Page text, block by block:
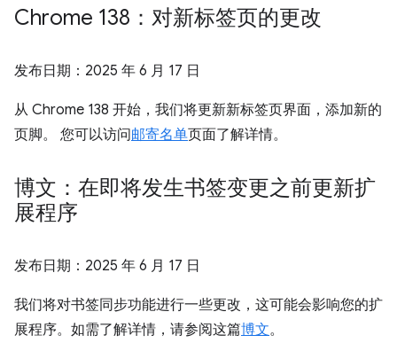
Chrome 138：对新标签页的更改
发布日期： 2025 年 6 月 17 日
从 Chrome 138 开始，我们将更新新标签页界面，添加新的
页脚。 您可以访问邮寄名单页面了解详情。
博文：在即将发生书签变更之前更新扩
展程序
发布日期： 2025 年 6 月 17 日
我们将对书签同步功能进行一些更改，这可能会影响您的扩
展程序。如需了解详情，请参阅这篇博文。